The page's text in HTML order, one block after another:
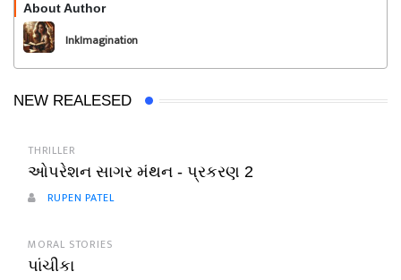
About Author
InkImagination
NEW REALESED
THRILLER
ઓપરેશન સાગર મંથન - પ્રકરણ 2
RUPEN PATEL
MORAL STORIES
પાંચીકા